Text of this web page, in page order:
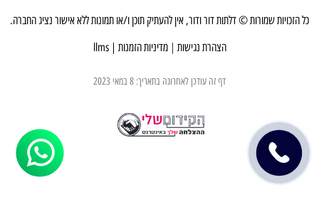
כל הזכויות שמורות © דלתות דור ודור, אין להעתיק תוכן ו/או תמונות ללא אישור נציג החברה.
הצהרת נגישות |מדיניות הזמנות |
llms
דף זה עודכן לאחרונה בתאריך: 8 במאי 2023